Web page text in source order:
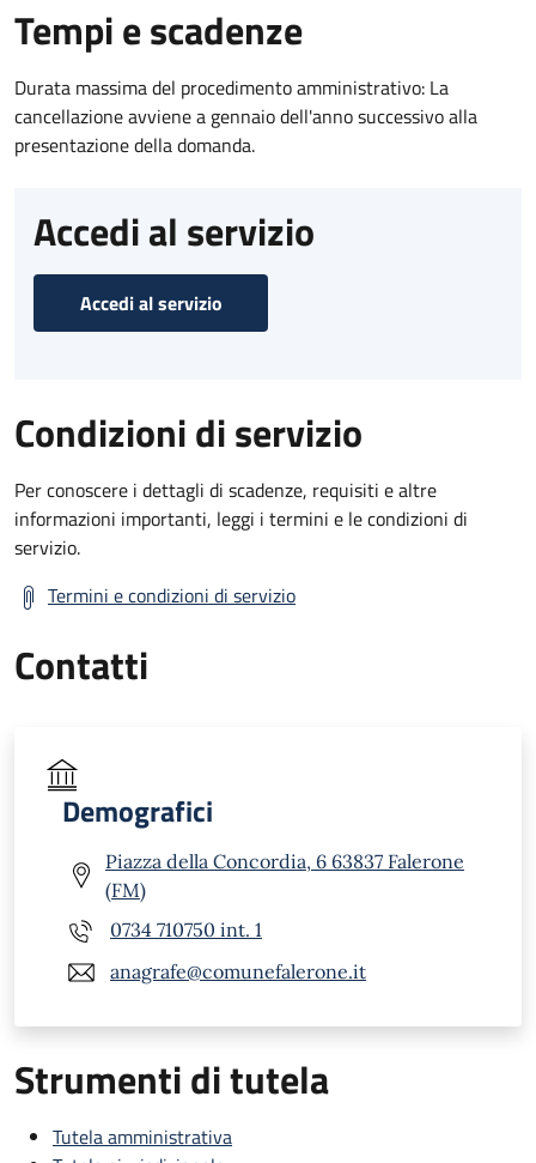
Tempi e scadenze
Durata massima del procedimento amministrativo: La
cancellazione avviene a gennaio dell'anno successivo alla
presentazione della domanda.
Accedi al servizio
Accedi al servizio
Condizioni di servizio
Per conoscere i dettagli di scadenze, requisiti e altre
informazioni importanti, leggi i termini e le condizioni di
servizio.
Termini e condizioni di servizio
Contatti
Demografici
Piazza della Concordia, 6 63837 Falerone
(FM)
0734 710750 int. 1
anagrafe@comunefalerone.it
Strumenti di tutela
Tutela amministrativa